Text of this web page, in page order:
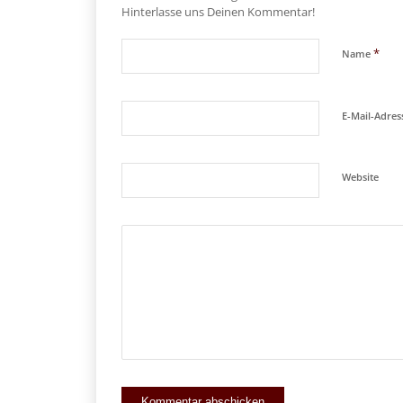
Hinterlasse uns Deinen Kommentar!
Name*
E-Mail-
Website